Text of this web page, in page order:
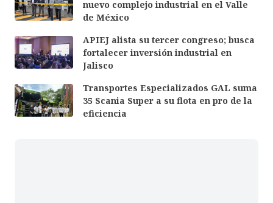
nuevo complejo industrial en el Valle
de México
APIEJ alista su tercer congreso; busca
fortalecer inversión industrial en
Jalisco
Transportes Especializados GAL suma
35 Scania Super a su flota en pro de la
eficiencia